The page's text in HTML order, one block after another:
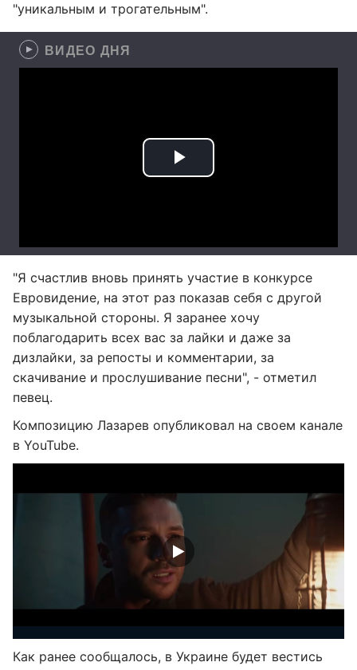
"уникальным и трогательным".
ВИДЕО ДНЯ
"Я счастлив вновь принять участие в конкурсе
Евровидение, на этот раз показав себя с другой
музыкальной стороны. Я заранее хочу
поблагодарить всех вас за лайки и даже за
дизлайки, за репосты и комментарии, за
скачивание и прослушивание песни", - отметил
певец.
Композицию Лазарев опубликовал на своем канале
в YouTube.
Как ранее сообщалось, в Украине будет вестись